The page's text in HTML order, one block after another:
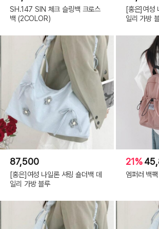
SH.147 SIN 체크 슬링백 크로스
백 (2COLOR)
[홍은]여성
일리 가방
87,500
[홍은]여성 나일론 셔링 숄더백 데
일리 가방 블루
21%
엠퍼러 백